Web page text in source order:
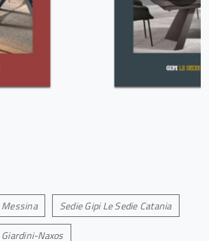
Messina Sedie Gipi Le Sedie Catania
Giardini-Naxos